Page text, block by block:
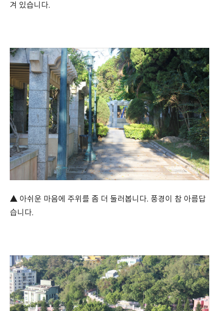
겨 있습니다.
▲ 아쉬운 마음에 주위를 좀 더 둘러봅니다. 풍경이 참 아름답
습니다.